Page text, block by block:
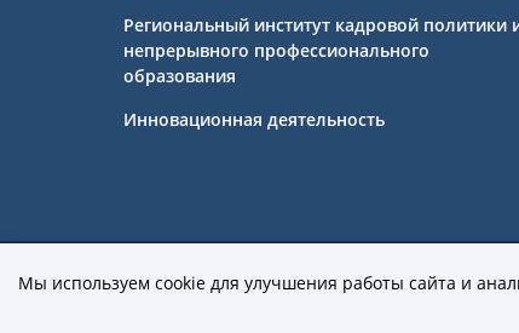
Региональный институт кадровой политики
непрерывного профессионального
образования
Инновационная деятельность
Государственное бюджетное
Мы используем cookie для улучшения работы сайта и